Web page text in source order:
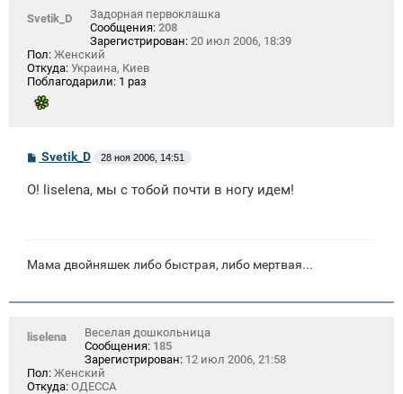
Svetik_D
Задорная первоклашка
Сообщения: 208
Зарегистрирован: 20 июл 2006, 18:39
Пол: Женский
Откуда: Украина, Киев
Поблагодарили: 1 раз
С
б
Svetik_D 28 ноя 2006, 14:51
О! liselena, мы с тобой почти в ногу идем!
Мама двойняшек либо быстрая, либо мертвая...
liselena
Веселая дошкольница
Сообщения: 185
Зарегистрирован: 12 июл 2006, 21:58
Пол: Женский
Откуда: ОДЕССА